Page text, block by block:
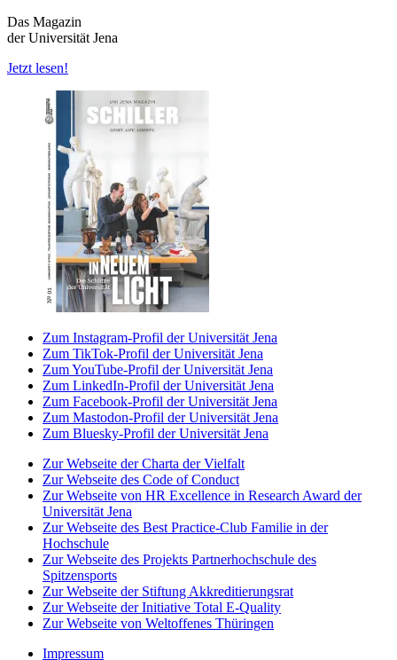
Das Magazin
der Universität Jena
Jetzt lesen!
Zum Instagram-Profil der Universität Jena
Zum TikTok-Profil der Universität Jena
Zum YouTube-Profil der Universität Jena
Zum LinkedIn-Profil der Universität Jena
Zum Facebook-Profil der Universität Jena
Zum Mastodon-Profil der Universität Jena
Zum Bluesky-Profil der Universität Jena
Zur Webseite der Charta der Vielfalt
Zur Webseite des Code of Conduct
Zur Webseite von HR Excellence in Research Award der
Universität Jena
Zur Webseite des Best Practice-Club Familie in der
Hochschule
Zur Webseite des Projekts Partnerhochschule des
Spitzensports
Zur Webseite der Stiftung Akkreditierungsrat
Zur Webseite der Initiative Total E-Quality
Zur Webseite von Weltoffenes Thüringen
Impressum